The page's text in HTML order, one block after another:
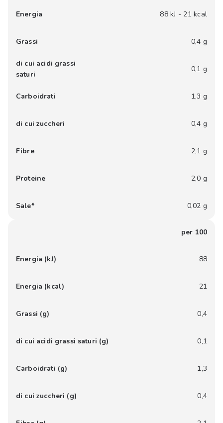
Energia 88 kJ - 21 kcal
Grassi 0,4 g
di cui acidi grassi
saturi
0,1 g
Carboidrati 1,3 g
di cui zuccheri 0,4 g
Fibre 2,1 g
Proteine 2,0 g
Sale* 0,02 g
per 100
Energia (kJ) 88
Energia (kcal) 21
Grassi (g) 0,4
di cui acidi grassi saturi (g) 0,1
Carboidrati (g) 1,3
di cui zuccheri (g) 0,4